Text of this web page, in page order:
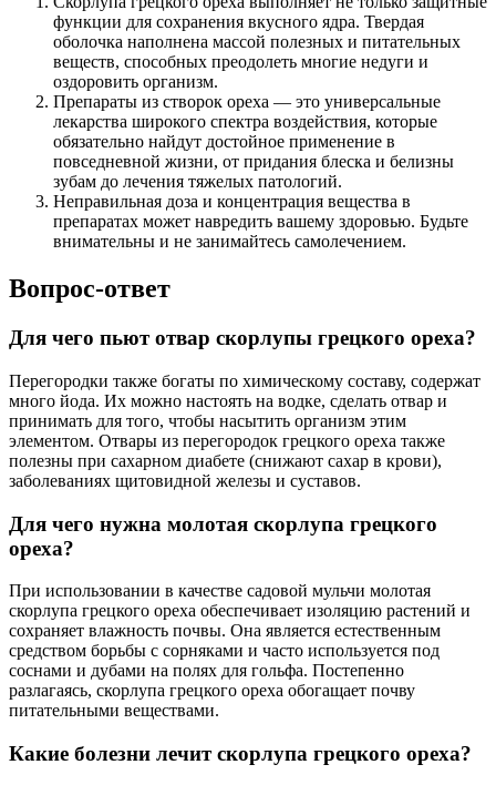
функции для сохранения вкусного ядра. Твердая
оболочка наполнена массой полезных и питательных
веществ, способных преодолеть многие недуги и
оздоровить организм.
Препараты из створок ореха — это универсальные
лекарства широкого спектра воздействия, которые
обязательно найдут достойное применение в
повседневной жизни, от придания блеска и белизны
зубам до лечения тяжелых патологий.
Неправильная доза и концентрация вещества в
препаратах может навредить вашему здоровью. Будьте
внимательны и не занимайтесь самолечением.
Вопрос-ответ
Для чего пьют отвар скорлупы грецкого ореха?
Перегородки также богаты по химическому составу, содержат
много йода. Их можно настоять на водке, сделать отвар и
принимать для того, чтобы насытить организм этим
элементом. Отвары из перегородок грецкого ореха также
полезны при сахарном диабете (снижают сахар в крови),
заболеваниях щитовидной железы и суставов.
Для чего нужна молотая скорлупа грецкого
ореха?
При использовании в качестве садовой мульчи молотая
скорлупа грецкого ореха обеспечивает изоляцию растений и
сохраняет влажность почвы. Она является естественным
средством борьбы с сорняками и часто используется под
соснами и дубами на полях для гольфа. Постепенно
разлагаясь, скорлупа грецкого ореха обогащает почву
питательными веществами.
Какие болезни лечит скорлупа грецкого ореха?